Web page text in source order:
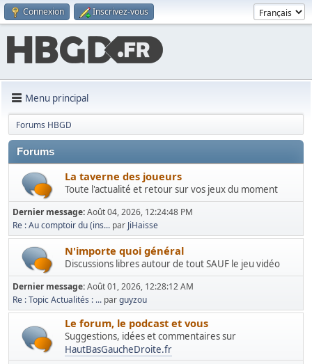
Connexion Inscrivez-vous
Menu principal
Forums HBGD
Forums
La taverne des joueurs
Toute l'actualité et retour sur vos jeux du moment
Dernier message:Août 04, 2026, 12:24:48 PM
Re : Au comptoir du (ins... par JiHaisse
N'importe quoi général
Discussions libres autour de tout SAUF le jeu vidéo
Dernier message:Août 01, 2026, 12:28:12 AM
Re : Topic Actualités : ... parguyzou
Le forum, le podcast et vous
Suggestions, idées et commentaires sur
HautBasGaucheDroite.fr